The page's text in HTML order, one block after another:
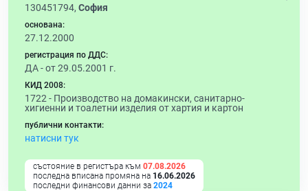
130451794, София
основана:
27.12.2000
регистрация по ДДС:
ДА - от 29.05.2001 г.
КИД 2008:
1722 - Производство на домакински, санитарно-
хигиенни и тоалетни изделия от хартия и картон
публични контакти:
натисни тук
състояние в регистъра към 07.08.2026
последна вписана промяна на 16.06.2026
последни финансови данни за 2024